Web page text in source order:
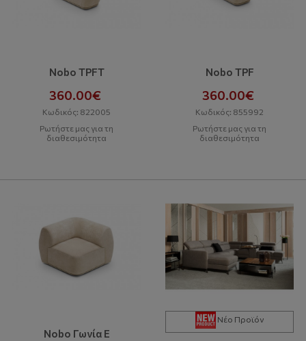
Nobo TPFT
360.00€
Κωδικός: 822005
Ρωτήστε μας για τη
διαθεσιμότητα
Nobo TPF
360.00€
Κωδικός: 855992
Ρωτήστε μας για τη
διαθεσιμότητα
Nobo Γωνία Ε
Νέο Προϊόν